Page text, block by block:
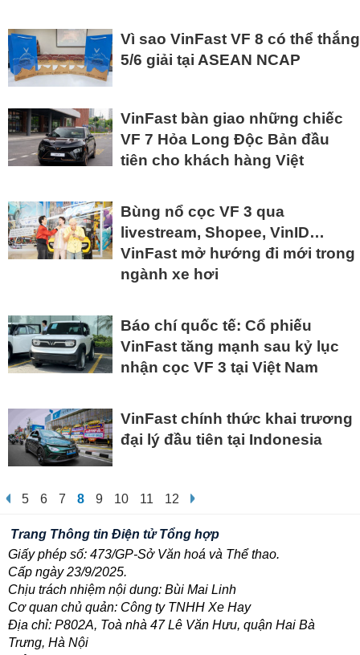
Vì sao VinFast VF 8 có thể thắng
5/6 giải tại ASEAN NCAP
VinFast bàn giao những chiếc
VF 7 Hỏa Long Độc Bản đầu
tiên cho khách hàng Việt
Bùng nổ cọc VF 3 qua
livestream, Shopee, VinID…
VinFast mở hướng đi mới trong
ngành xe hơi
Báo chí quốc tế: Cổ phiếu
VinFast tăng mạnh sau kỷ lục
nhận cọc VF 3 tại Việt Nam
VinFast chính thức khai trương
đại lý đầu tiên tại Indonesia
5 6 7 8 9 10 11 12
Trang Thông tin Điện tử Tổng hợp
Giấy phép số: 473/GP-Sở Văn hoá và Thể thao.
Cấp ngày 23/9/2025.
Chịu trách nhiệm nội dung: Bùi Mai Linh
Cơ quan chủ quản: Công ty TNHH Xe Hay
Địa chỉ: P802A, Toà nhà 47 Lê Văn Hưu, quận Hai Bà
Trưng, Hà Nội